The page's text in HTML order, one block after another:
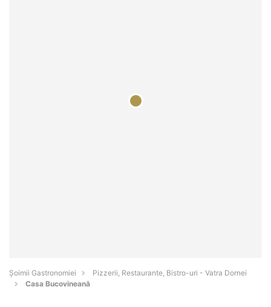
Șoimii Gastronomiei
Pizzerii, Restaurante, Bistro-uri - Vatra Dornei
Casa Bucovineană